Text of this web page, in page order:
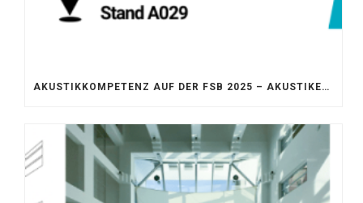
AKUSTIKKOMPETENZ AUF DER FSB 2025 – AKUSTIKELEMENTE FÜR DIE LEBENSRÄUME VON MORGEN